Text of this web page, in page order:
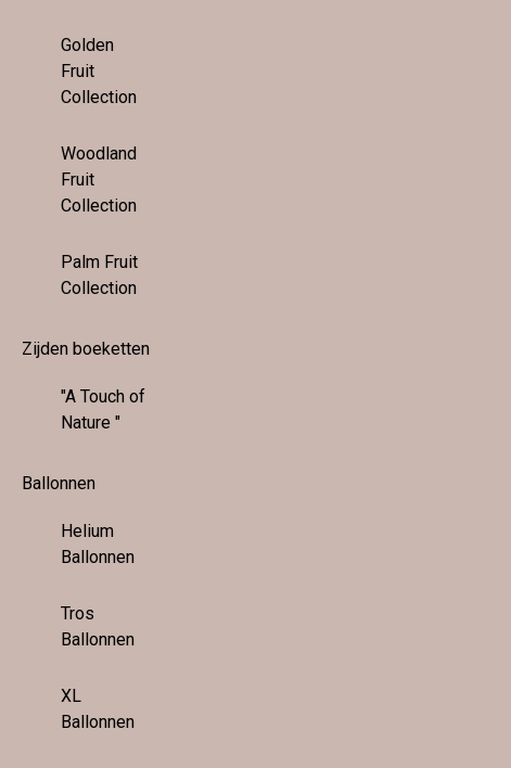
Golden
Fruit
Collection
Woodland
Fruit
Collection
Palm Fruit
Collection
Zijden boeketten
"A Touch of
Nature "
Ballonnen
Helium
Ballonnen
Tros
Ballonnen
XL
Ballonnen